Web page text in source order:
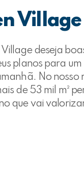
Village
deseja
planos para um
No nosso
de 53 mil m²
que vai